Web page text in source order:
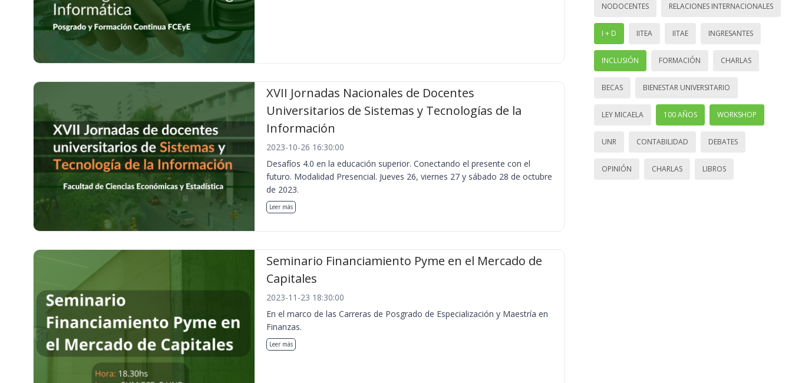
XVII Jornadas Nacionales de Docentes
Universitarios de Sistemas y Tecnologías de la
Información
2023-10-26 16:30:00
Desafíos 4.0 en la educación superior. Conectando el presente con el
futuro. Modalidad Presencial. Jueves 26, viernes 27 y sábado 28 de octubre
de 2023.
Leer más
Seminario Financiamiento Pyme en el Mercado de
Capitales
2023-11-23 18:30:00
En el marco de las Carreras de Posgrado de Especialización y Maestría en
Finanzas.
Leer más
NODOCENTES RELACIONES INTERNACIONALES
I + D IITEA IITAE INGRESANTES
INCLUSIÓN FORMACIÓN CHARLAS
BECAS BIENESTAR UNIVERSITARIO
LEY MICAELA 100 AÑOS WORKSHOP
UNR CONTABILIDAD DEBATES
OPINIÓN CHARLAS LIBROS